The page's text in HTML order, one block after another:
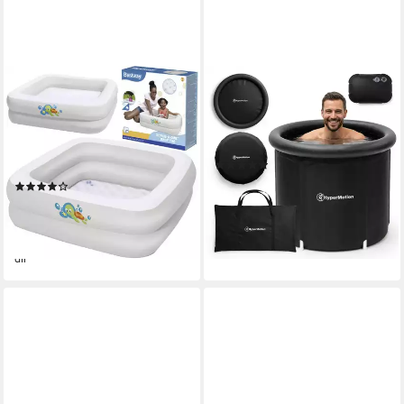
BESTWAY
Pool Babypool Planschbecken
Kinderbecken (Spar-Set, 1-
tlg., 86 x 86 x 25 cm klein),
86x86 cm, ab 0 Jahren,
Babypool (10)
ab 18,95 € UVP29,99 €
-37%
lieferbar - in 8-10 Werktagen bei
dir
HYPERMOTION
Ovalpool HyperMotion Eisbad
Wanne 330 L faltbar mit
Isolierdeckel Schwarz
52,99 €
lieferbar - in 3-4 Werktagen bei dir